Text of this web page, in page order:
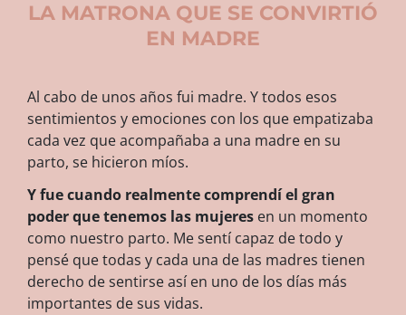
LA MATRONA QUE SE CONVIRTIÓ
EN MADRE
Al cabo de unos años fui madre. Y todos esos
sentimientos y emociones con los que empatizaba
cada vez que acompañaba a una madre en su
parto, se hicieron míos.
Y fue cuando realmente comprendí el gran
poder que tenemos las mujeres en un momento
como nuestro parto. Me sentí capaz de todo y
pensé que todas y cada una de las madres tienen
derecho de sentirse así en uno de los días más
importantes de sus vidas.